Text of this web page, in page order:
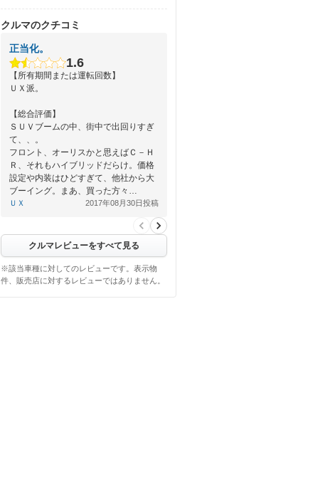
クルマのクチコミ
正当化。
1.6
【所有期間または運転回数】
ＵＸ派。
【総合評価】
ＳＵＶブームの中、街中で出回りすぎ
て、、。
フロント、オーリスかと思えばＣ－Ｈ
Ｒ、それもハイブリッドだらけ。価格
設定や内装はひどすぎて、他社から大
ブーイング。まあ、買った方々…
ＵＸ 2017年08月30日投稿
クルマレビューをすべて見る
※該当車種に対してのレビューです。表示物
件、販売店に対するレビューではありません。